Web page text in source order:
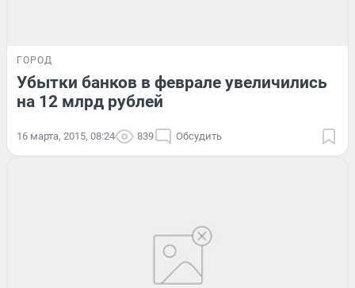
ГОРОД
Убытки банков в феврале увеличились
на 12 млрд рублей
16 марта, 2015, 08:24 839 Обсудить